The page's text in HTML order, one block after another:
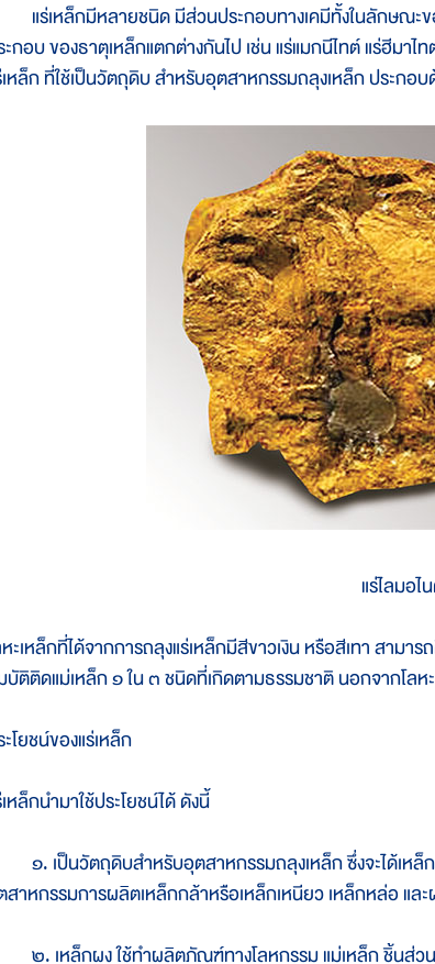
แร่เหล็กมีหลายชนิด มีส่วนประกอบทางเคมีทั้งในลักษณะข
กอบ ของธาตุเหล็กแตกต่างกันไป เช่น แร่แมกนีไทต์ แร่ฮีมาไท
หล็ก ที่ใช้เป็นวัตถุดิบ สำหรับอุตสาหกรรมถลุงเหล็ก ประกอบ
แร่ไลมอไ
ะเหล็กที่ได้จากการถลุงแร่เหล็กมีสีขาวเงิน หรือสีเทา สามา
ติติดแม่เหล็ก ๑ ใน ๓ ชนิดที่เกิดตามธรรมชาติ นอกจากโลห
โยชน์ของแร่เหล็ก
หล็กนำมาใช้ประโยชน์ได้ ดังนี้
๑. เป็นวัตถุดิบสำหรับอุตสาหกรรมถลุงเหล็ก ซึ่งจะได้เหล็
สาหกรรมการผลิตเหล็กกล้าหรือเหล็กเหนียว เหล็กหล่อ แ
๒. เหล็กผง ใช้ทำผลิตภัณฑ์ทางโลหกรรม แม่เหล็ก ชิ้นส่วน